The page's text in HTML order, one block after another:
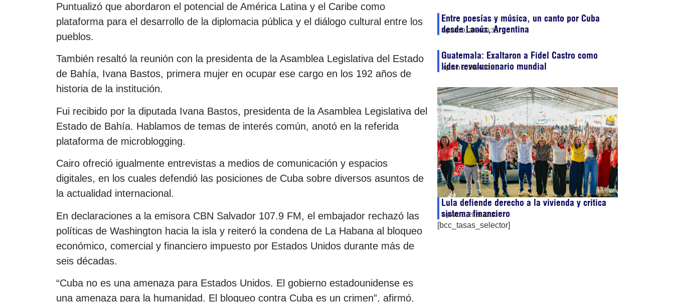
Puntualizó que abordaron el potencial de América Latina y el Caribe como
plataforma para el desarrollo de la diplomacia pública y el diálogo cultural entre los
pueblos.
También resaltó la reunión con la presidenta de la Asamblea Legislativa del Estado
de Bahía, Ivana Bastos, primera mujer en ocupar ese cargo en los 192 años de
historia de la institución.
Fui recibido por la diputada Ivana Bastos, presidenta de la Asamblea Legislativa del
Estado de Bahía. Hablamos de temas de interés común, anotó en la referida
plataforma de microblogging.
Cairo ofreció igualmente entrevistas a medios de comunicación y espacios
digitales, en los cuales defendió las posiciones de Cuba sobre diversos asuntos de
la actualidad internacional.
En declaraciones a la emisora CBN Salvador 107.9 FM, el embajador rechazó las
políticas de Washington hacia la isla y reiteró la condena de La Habana al bloqueo
económico, comercial y financiero impuesto por Estados Unidos durante más de
seis décadas.
“Cuba no es una amenaza para Estados Unidos. El gobierno estadounidense es
una amenaza para la humanidad. El bloqueo contra Cuba es un crimen”, afirmó.
Entre poesías y música, un canto por Cuba
desde Lanús, Argentina
agosto 9, 202600:33
Guatemala: Exaltaron a Fidel Castro como
líder revolucionario mundial
agosto 9, 202600:31
Lula defiende derecho a la vivienda y critica
sistema financiero
agosto 8, 202622:33
[bcc_tasas_selector]